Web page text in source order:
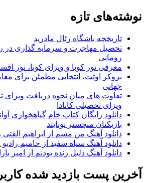
تازه
تاریخچه باشگاه رئال مادرید
تحصیل مهاجرت و سرمایه گذاری در
رومانی
معرفی تور کوبا و ویزای کوبا، تور
بروکر اوتت، انتخابی مطمئن برای
جهانی
تفاوت های میان نحوه دریافت ویزای
ویزای تحصیلی کانادا
دانلود رایگان کتاب خام گیاهخواری
بازیکنان منچستر یونایتد
دانلود آهنگ من مسم از ابراهیم الفتی
دانلود آهنگ سیاه سفید از حامیم رادیو
دانلود آهنگ دلیل زنده بودنم از امیر
پست بازدید شده